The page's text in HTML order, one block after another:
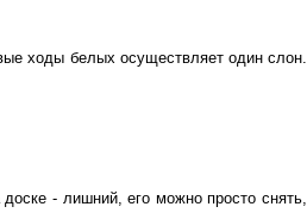
ходы белых осуществляет один слон.
- лишний, его можно просто снять,